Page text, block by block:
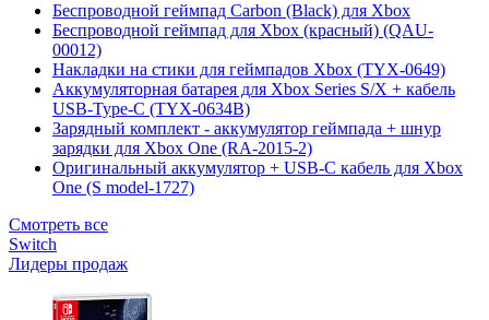
Беспроводной геймпад Carbon (Black) для Xbox
Беспроводной геймпад для Xbox (красный) (QAU-
00012)
Накладки на стики для геймпадов Xbox (TYX-0649)
Аккумуляторная батарея для Xbox Series S/X + кабель
USB-Type-C (TYX-0634B)
Зарядный комплект - аккумулятор геймпада + шнур
зарядки для Xbox One (RA-2015-2)
Оригинальный аккумулятор + USB-C кабель для Xbox
One (S model-1727)
Смотреть все
Switch
Лидеры продаж